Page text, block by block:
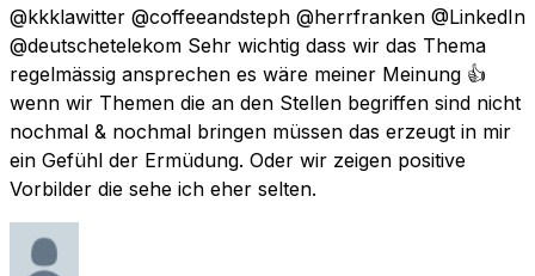
@kkklawitter @coffeeandsteph @herrfranken @LinkedIn
@deutschetelekom Sehr wichtig dass wir das Thema
regelmässig ansprechen es wäre meiner Meinung 👍
wenn wir Themen die an den Stellen begriffen sind nicht
nochmal & nochmal bringen müssen das erzeugt in mir
ein Gefühl der Ermüdung. Oder wir zeigen positive
Vorbilder die sehe ich eher selten.